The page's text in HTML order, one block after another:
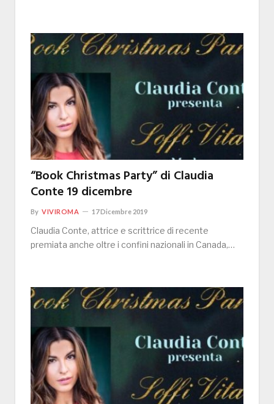
“Book Christmas Party” di Claudia
Conte 19 dicembre
By VIVIROMA 17 Dicembre 2019
Claudia Conte, attrice e scrittrice di recente
premiata anche oltre i confini nazionali in Canada,…